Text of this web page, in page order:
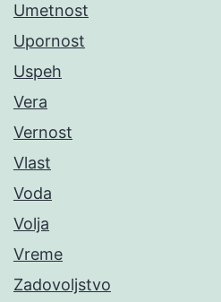
Umetnost
Upornost
Uspeh
Vera
Vernost
Vlast
Voda
Volja
Vreme
Zadovoljstvo